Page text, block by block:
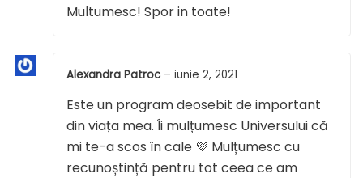
Multumesc! Spor in toate!
Alexandra Patroc – iunie 2, 2021
Este un program deosebit de important
din viața mea. Îi mulțumesc Universului că
mi te-a scos în cale 💜 Mulțumesc cu
recunoștință pentru tot ceea ce am